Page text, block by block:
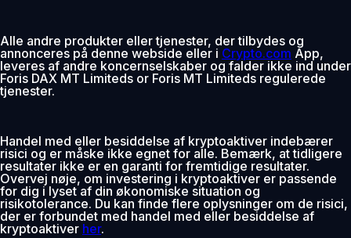
Alle andre produkter eller tjenester, der tilbydes og
annonceres på denne webside eller i Crypto.com App,
leveres af andre koncernselskaber og falder ikke ind under
Foris DAX MT Limiteds or Foris MT Limiteds regulerede
tjenester.
Handel med eller besiddelse af kryptoaktiver indebærer
risici og er måske ikke egnet for alle. Bemærk, at tidligere
resultater ikke er en garanti for fremtidige resultater.
Overvej nøje, om investering i kryptoaktiver er passende
for dig i lyset af din økonomiske situation og
risikotolerance. Du kan finde flere oplysninger om de risici,
der er forbundet med handel med eller besiddelse af
kryptoaktiver her.